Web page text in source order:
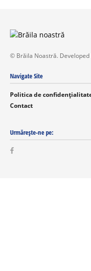
© Brăila Noastră. Developed
Navigate Site
Politica de
Contact
Urmărește-ne pe: